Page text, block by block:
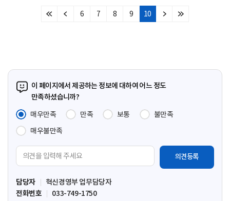
처
이
6 7 8 9 10
다
마
이 페이지에서 제공하는 정보에 대하여 어느 정도
만족하셨습니까?
매우만족
만족 보통
불만족
매우불만족
견
입
력
담당자
혁신경영부 업무담당자
전화번호
033-749-1750